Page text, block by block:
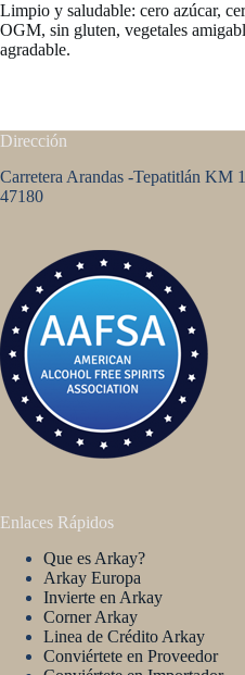
Limpio y saludable: cero azúcar,
OGM, sin gluten, vegetales
agradable.
Dirección
Carretera Arandas -Tepatitlán KM
47180
Enlaces Rápidos
Que es Arkay?
Arkay Europa
Invierte en Arkay
Corner Arkay
Linea de Crédito Arkay
Conviértete en Proveedor